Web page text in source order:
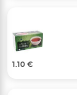
1.10 €